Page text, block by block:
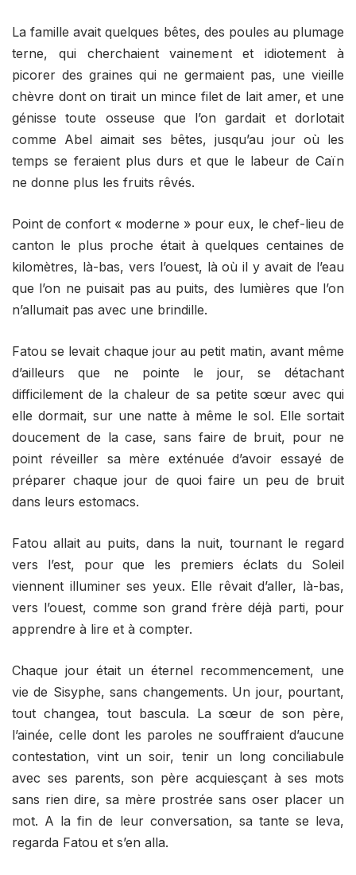
La famille avait quelques bêtes, des poules au plumage
terne, qui cherchaient vainement et idiotement à
picorer des graines qui ne germaient pas, une vieille
chèvre dont on tirait un mince filet de lait amer, et une
génisse toute osseuse que l’on gardait et dorlotait
comme Abel aimait ses bêtes, jusqu’au jour où les
temps se feraient plus durs et que le labeur de Caïn
ne donne plus les fruits rêvés.
Point de confort « moderne » pour eux, le chef-lieu de
canton le plus proche était à quelques centaines de
kilomètres, là-bas, vers l’ouest, là où il y avait de l’eau
que l’on ne puisait pas au puits, des lumières que l’on
n’allumait pas avec une brindille.
Fatou se levait chaque jour au petit matin, avant même
d’ailleurs que ne pointe le jour, se détachant
difficilement de la chaleur de sa petite sœur avec qui
elle dormait, sur une natte à même le sol. Elle sortait
doucement de la case, sans faire de bruit, pour ne
point réveiller sa mère exténuée d’avoir essayé de
préparer chaque jour de quoi faire un peu de bruit
dans leurs estomacs.
Fatou allait au puits, dans la nuit, tournant le regard
vers l’est, pour que les premiers éclats du Soleil
viennent illuminer ses yeux. Elle rêvait d’aller, là-bas,
vers l’ouest, comme son grand frère déjà parti, pour
apprendre à lire et à compter.
Chaque jour était un éternel recommencement, une
vie de Sisyphe, sans changements. Un jour, pourtant,
tout changea, tout bascula. La sœur de son père,
l’ainée, celle dont les paroles ne souffraient d’aucune
contestation, vint un soir, tenir un long conciliabule
avec ses parents, son père acquiesçant à ses mots
sans rien dire, sa mère prostrée sans oser placer un
mot. A la fin de leur conversation, sa tante se leva,
regarda Fatou et s’en alla.